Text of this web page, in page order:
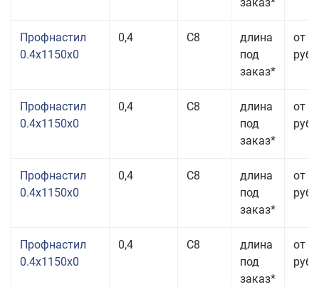
Профнастил
0.4x1150x0
0,4 С8
длина
под
заказ*
от
руб.
Профнастил
0.4x1150x0
0,4 С8
длина
под
заказ*
от
руб.
Профнастил
0.4x1150x0
0,4 С8
длина
под
заказ*
от
руб.
Профнастил
0.4x1150x0
0,4 С8
длина
под
заказ*
от
руб.